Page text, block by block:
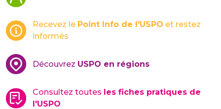
Recevez le Point Info de l'USPO et restez
informés
Découvrez USPO en régions
Consultez toutes les fiches pratiques de
l'USPO